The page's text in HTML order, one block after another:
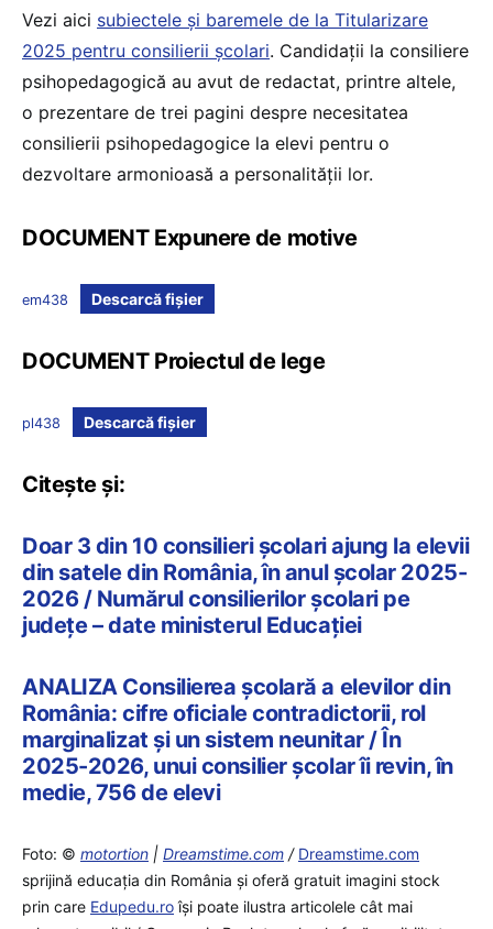
Vezi aici subiectele și baremele de la Titularizare
2025 pentru consilierii școlari. Candidații la consiliere
psihopedagogică au avut de redactat, printre altele,
o prezentare de trei pagini despre necesitatea
consilierii psihopedagogice la elevi pentru o
dezvoltare armonioasă a personalității lor.
DOCUMENT Expunere de motive
em438 Descarcă fișier
DOCUMENT Proiectul de lege
pl438 Descarcă fișier
Citește și:
Doar 3 din 10 consilieri școlari ajung la elevii
din satele din România, în anul școlar 2025-
2026 / Numărul consilierilor școlari pe
județe – date ministerul Educației
ANALIZA Consilierea școlară a elevilor din
România: cifre oficiale contradictorii, rol
marginalizat și un sistem neunitar / În
2025-2026, unui consilier școlar îi revin, în
medie, 756 de elevi
Foto: © motortion | Dreamstime.com / Dreamstime.com
sprijină educaţia din România şi oferă gratuit imagini stock
prin care Edupedu.roîşi poate ilustra articolele cât mai